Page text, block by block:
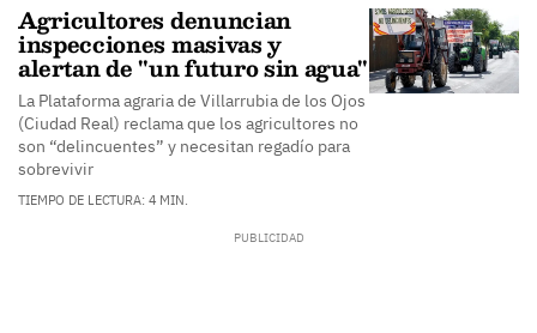
Agricultores denuncian
inspecciones masivas y
alertan de "un futuro sin agua"
La Plataforma agraria de Villarrubia de los Ojos
(Ciudad Real) reclama que los agricultores no
son “delincuentes” y necesitan regadío para
sobrevivir
TIEMPO DE LECTURA: 4 MIN.